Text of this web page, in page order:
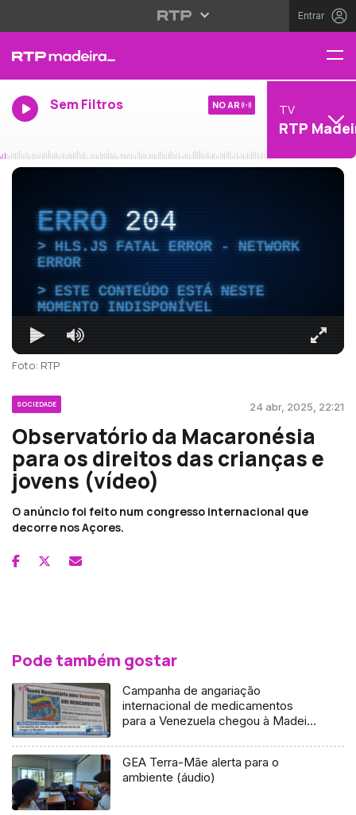
Entrar
Sem Filtros NO AR TV
RTP
ERRO204
HLS.JS FATAL ERROR - NETWORK
ERROR
ESTE CONTEÚDO ESTÁ NESTE
MOMENTO INDISPONÍVEL
Foto: RTP
SOCIEDADE 24 abr, 2025, 22:21
Observatório da Macaronésia
para os direitos das crianças e
jovens (vídeo)
O anúncio foi feito num congresso internacional que
decorre nos Açores.
Pode também gostar
Campanha de angariação
internacional de medicamentos
para a Venezuela chegou à Madeira
GEA Terra-Mãe alerta para o
ambiente (áudio)